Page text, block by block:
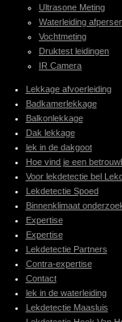
Ultrasone Meting
Waterleiding
Vochtmeting
Druktest leidingen
IR Camera
Lekkage afvoerleiding
Badkamerlekkage
Balkonlekkage
Dak lekkage
lek in de dakgoot
Hoe vind je een
Voor lekdetectie bel
Lekdetectie Spoed
Binnenklimaat
Expertise
Expertise
Lekdetectie Partners
Contra-expertise
Contact
lek in de waterleiding
Lekdetectie Maasluis